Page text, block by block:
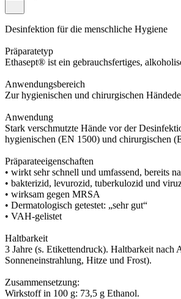
Desinfektion für die menschliche Hygiene
Präparatetyp
Ethasept® ist ein gebrauchsfertiges,
Anwendungsbereich
Zur hygienischen und chirurgischen
Anwendung
Stark verschmutzte Hände vor der
hygienischen (EN 1500) und chirurgischen
Präparateeigenschaften
• wirkt sehr schnell und umfassend, bereits
• bakterizid, levurozid, tuberkulozid und
• wirksam gegen MRSA
• Dermatologisch getestet: „sehr gut“
• VAH-gelistet
Haltbarkeit
3 Jahre (s. Etikettendruck). Haltbarkeit nach
Sonneneinstrahlung, Hitze und Frost).
Zusammensetzung:
Wirkstoff in 100 g: 73,5 g Ethanol.